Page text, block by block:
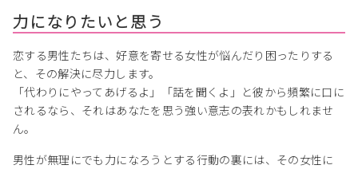
力になりたいと思う
恋する男性たちは、好意を寄せる女性が悩んだり困ったりする
と、その解決に尽力します。
「代わりにやってあげるよ」「話を聞くよ」と彼から頻繁に口に
されるなら、それはあなたを思う強い意志の表れかもしれませ
ん。
男性が無理にでも力になろうとする行動の裏には、その女性に